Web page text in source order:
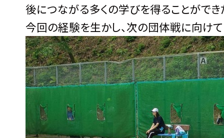
後につながる多くの学びを得ることができ
今回の経験を生かし、次の団体戦に向け